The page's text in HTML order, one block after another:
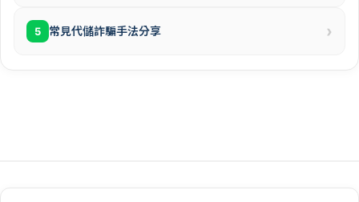
5 常見代儲詐騙手法分享 ›